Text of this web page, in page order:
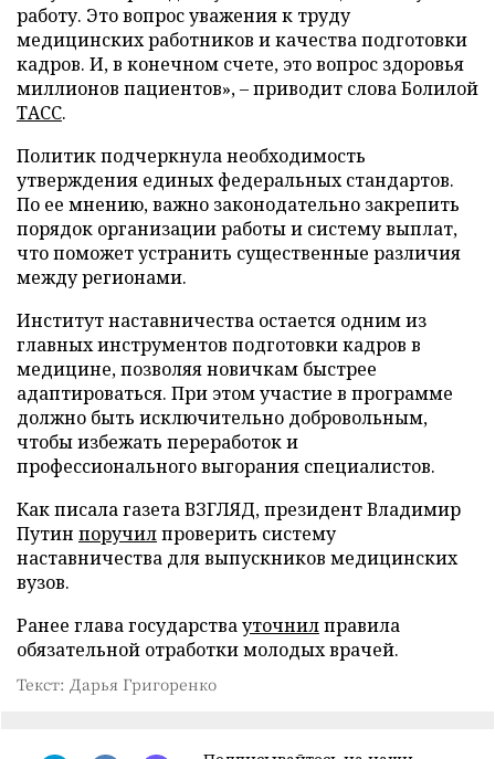
работу. Это вопрос уважения к труду
медицинских работников и качества подготовки
кадров. И, в конечном счете, это вопрос здоровья
миллионов пациентов», – приводит слова Болилой
ТАСС.
Политик подчеркнула необходимость
утверждения единых федеральных стандартов.
По ее мнению, важно законодательно закрепить
порядок организации работы и систему выплат,
что поможет устранить существенные различия
между регионами.
Институт наставничества остается одним из
главных инструментов подготовки кадров в
медицине, позволяя новичкам быстрее
адаптироваться. При этом участие в программе
должно быть исключительно добровольным,
чтобы избежать переработок и
профессионального выгорания специалистов.
Как писала газета ВЗГЛЯД, президент Владимир
Путин поручилпроверить систему
наставничества для выпускников медицинских
вузов.
Ранее глава государствауточнилправила
обязательной отработки молодых врачей.
Текст: Дарья Григоренко